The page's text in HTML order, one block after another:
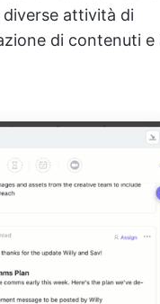
attività di
di contenuti e